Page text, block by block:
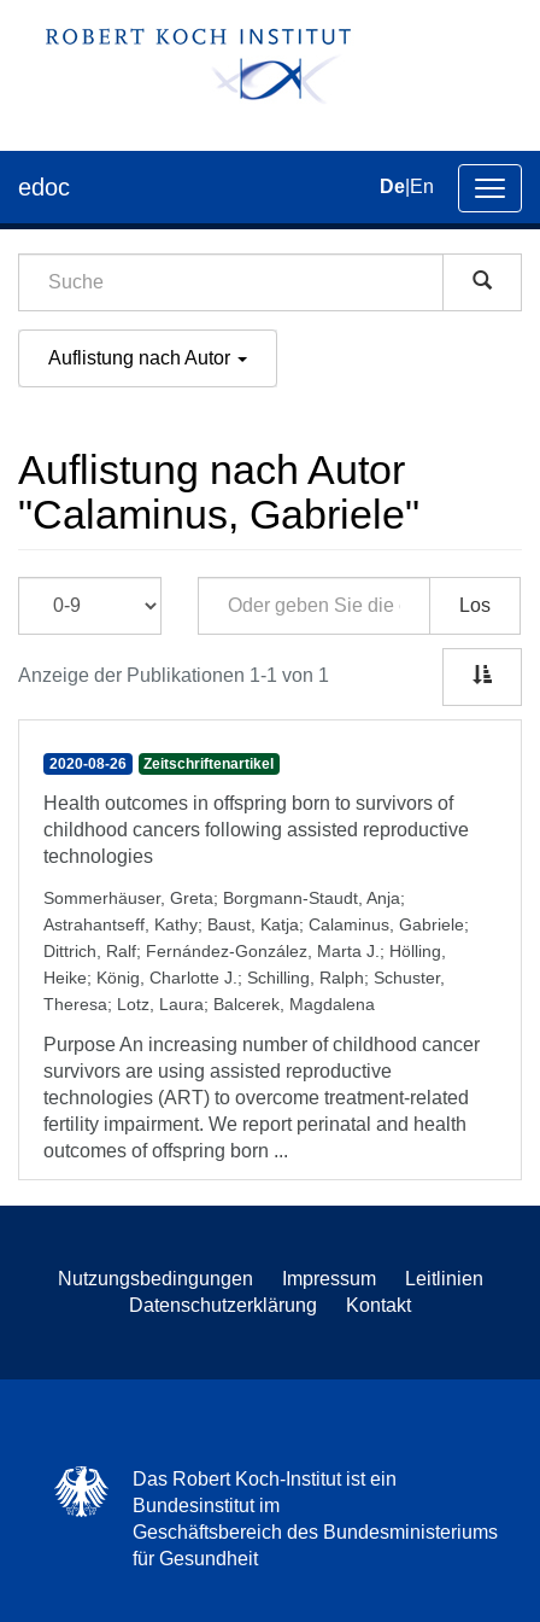
der
edoc De En
Auflistung nach Autor
Auflistung nach Autor
"Calaminus, Gabriele"
Los
Anzeige der Publikationen 1-1 von 1
2020-08-26 Zeitschriftenartikel
Health outcomes in offspring born to survivors of
childhood cancers following assisted reproductive
technologies
Sommerhäuser, Greta; Borgmann-Staudt, Anja;
Astrahantseff, Kathy; Baust, Katja; Calaminus, Gabriele;
Dittrich, Ralf; Fernández-González, Marta J. ; Hölling,
Heike; König, Charlotte J. ; Schilling, Ralph; Schuster,
Theresa; Lotz, Laura; Balcerek, Magdalena
Purpose An increasing number of childhood cancer
survivors are using assisted reproductive
technologies (ART) to overcome treatment-related
fertility impairment. We report perinatal and health
outcomes of offspring born ...
Nutzungsbedingungen Impressum
Leitlinien
Datenschutzerklärung
Kontakt
Das Robert Koch-Institut ist ein
Bundesinstitut im
Geschäftsbereich des Bundesministeriums
für Gesundheit